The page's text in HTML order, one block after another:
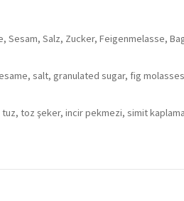
Sesam, Salz, Zucker, Feigenmelasse,
salt, granulated sugar, fig
tuz, toz şeker, incir pekmezi, simit